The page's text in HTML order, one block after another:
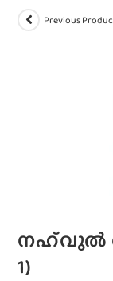
Previous
നഹ്‌വുല്‍
1)